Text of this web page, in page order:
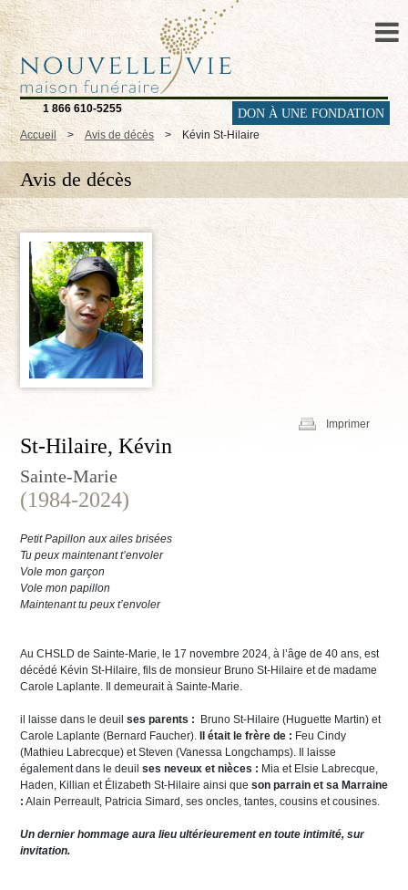
1 866 610-5255 DON À UNE FONDATION
Accueil > Avis de décès > Kévin St-Hilaire
Avis de décès
Imprimer
St-Hilaire, Kévin
Sainte-Marie
(1984-2024)
Petit Papillon aux ailes brisées
Tu peux maintenant t’envoler
Vole mon garçon
Vole mon papillon
Maintenant tu peux t’envoler
Au CHSLD de Sainte-Marie, le 17 novembre 2024, à l’âge de 40 ans, est
décédé Kévin St-Hilaire, fils de monsieur Bruno St-Hilaire et de madame
Carole Laplante. Il demeurait à Sainte-Marie.
il laisse dans le deuil ses parents :
Bruno St-Hilaire (Huguette Martin) et
Carole Laplante (Bernard Faucher). Il était le frère de : Feu Cindy
(Mathieu Labrecque) et Steven (Vanessa Longchamps). Il laisse
également dans le deuil ses neveux et nièces : Mia et Elsie Labrecque,
Haden, Killian et Élizabeth St-Hilaire ainsi que son parrain et sa Marraine
: Alain Perreault, Patricia Simard, ses oncles, tantes, cousins et cousines.
Un dernier hommage aura lieu ultérieurement en toute intimité, sur
invitation.